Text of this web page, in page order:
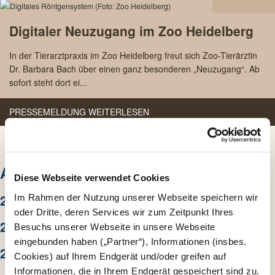
Diese Webseite verwendet Cookies
Im Rahmen der Nutzung unserer Webseite speichern wir
oder Dritte, deren Services wir zum Zeitpunkt Ihres
Besuchs unserer Webseite in unsere Webseite
eingebunden haben („Partner“), Informationen (insbes.
Cookies) auf Ihrem Endgerät und/oder greifen auf
Informationen, die in Ihrem Endgerät gespeichert sind zu.
2018
Digitaler Neuzugang im Zoo Heidelberg
In der Tierarztpraxis im Zoo Heidelberg freut sich Zoo-Tierärztin
Dr. Barbara Bach über einen ganz besonderen „Neuzugang“. Ab
sofort steht dort ei...
PRESSEMELDUNG WEITERLESEN
ARCHIV
2026
2025
2024